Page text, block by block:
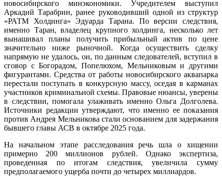
новосибирского минэкономики. Учредителем выступил
Аркадий Тарабрин, ранее руководивший одной из структур
«РАТМ Холдинга» Эдуарда Тарана. По версии следствия,
именно Таран, владелец крупного холдинга, несколько лет
вынашивал планы получить прибыльный актив по цене
значительно ниже рыночной. Когда осуществить сделку
напрямую не удалось, он, по данным следователей, вступил в
сговор с Богорадом, Попелюхом, Мельниковым и другими
фигурантами. Средства от работы новосибирского аквапарка
перестали поступать в конкурсную массу, оседая в карманах
участников криминальной схемы. Правовые нюансы, уверены
в следствии, помогала улаживать именно Ольга Долголева.
Источники редакции утверждают, что именно ее показания
против Андрея Мельникова стали основанием для задержания
бывшего главы АСВ в октябре 2025 года.
На начальном этапе расследования речь шла о хищении
примерно 200 миллионов рублей. Однако экспертиза,
проведенная по итогам следствия, увеличила сумму
предполагаемого ущерба почти до четырех миллиардов.